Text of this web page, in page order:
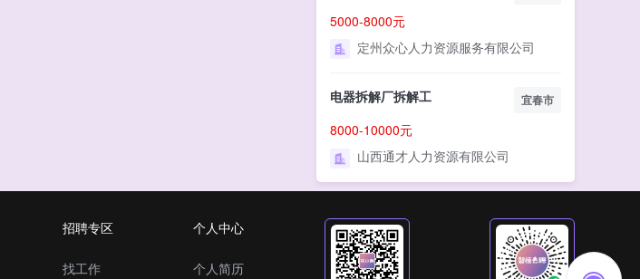
5000-8000元
定州众心人力资源服务有限公司
电器拆解厂拆解工 宜春市
8000-10000元
山西通才人力资源有限公司
招聘专区
找工作
个人中心
个人简历